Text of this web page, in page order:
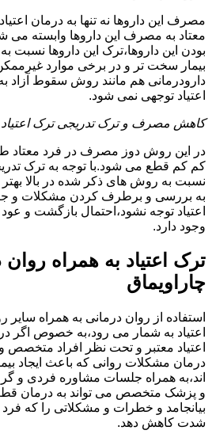
مصرف این داروها نه تنها به درمان
معتاد به مصرف این داروها وابسته می
بودن این داروها،ترک این داروها
بیمار سخت تر و در برخی موارد
دارودرمانی هم مانند روش سقوط آزاد
اعتیاد توجهی نمی شود.
کاهش مصرف و ترک تدریجی ترک اعتیاد
در این روش دوز مصرف در فرد معتاد
کم کم قطع می شود.با توجه به ترک
نسبت به روش های ذکر شده در بالا
به بررسی و برطرف کردن مشکلات و
اعتیاد توجه نشود،احتمال بازگشت و
وجود دارد.
ترک اعتیاد به همراه روان
چاراویماق
استفاده از روان درمانی به همراه
اعتیاد به شمار می رود،به خصوص اگر
اعتیاد معتبر و تحت نظر افراد متخصص
درمان مشکلات روانی که باعث ایجاد
اند،به همراه جلسات مشاوره فردی و
و پزشک متخصص می تواند به درمان
بیانجامد و خطرات و مشکلاتی را که فرد
شدت کاهش دهد.